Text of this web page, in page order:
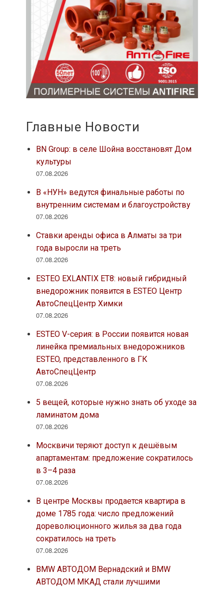
Главные Новости
BN Group: в селе Шойна восстановят Дом
культуры
07.08.2026
В «НУН» ведутся финальные работы по
внутренним системам и благоустройству
07.08.2026
Ставки аренды офиса в Алматы за три
года выросли на треть
07.08.2026
ESTEO EXLANTIX ET8: новый гибридный
внедорожник появится в ESTEO Центр
АвтоСпецЦентр Химки
07.08.2026
ESTEO V-серия: в России появится новая
линейка премиальных внедорожников
ESTEO, представленного в ГК
АвтоСпецЦентр
07.08.2026
5 вещей, которые нужно знать об уходе за
ламинатом дома
07.08.2026
Москвичи теряют доступ к дешёвым
апартаментам: предложение сократилось
в 3–4 раза
07.08.2026
В центре Москвы продается квартира в
доме 1785 года: число предложений
дореволюционного жилья за два года
сократилось на треть
07.08.2026
BMW АВТОДОМ Вернадский и BMW
АВТОДОМ МКАД стали лучшими